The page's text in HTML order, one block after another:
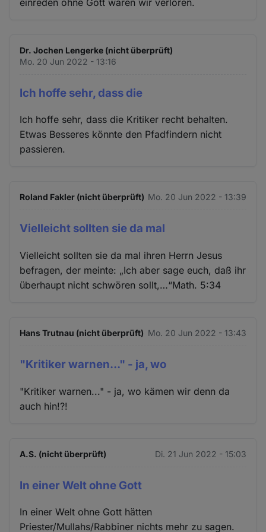
Dr. Jochen Lengerke (nicht überprüft)
Mo. 20 Jun 2022 - 13:16
Ich hoffe sehr, dass die
Ich hoffe sehr, dass die Kritiker recht behalten.
Etwas Besseres könnte den Pfadfindern nicht
passieren.
Roland Fakler (nicht überprüft) Mo. 20 Jun 2022 - 13:39
Vielleicht sollten sie da mal
Vielleicht sollten sie da mal ihren Herrn Jesus
befragen, der meinte: „Ich aber sage euch, daß ihr
überhaupt nicht schwören sollt,…“Math. 5:34
Hans Trutnau (nicht überprüft) Mo. 20 Jun 2022 - 13:43
"Kritiker warnen..." - ja, wo
"Kritiker warnen..." - ja, wo kämen wir denn da
auch hin!?!
A.S. (nicht überprüft) Di. 21 Jun 2022 - 15:03
In einer Welt ohne Gott
In einer Welt ohne Gott hätten
Priester/Mullahs/Rabbiner nichts mehr zu sagen.